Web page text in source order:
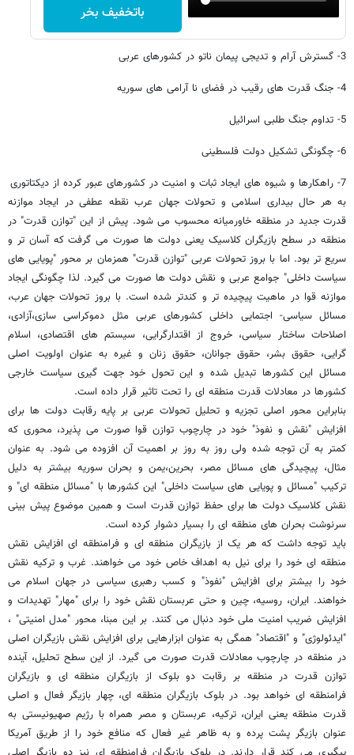
باتخفیف بخر
3- گسترش آرام و تدیجی پیمان ناتو در کشورهای عربی
4- جنگ قدرت های رقیب در فضای نا آرامی های سوریه
5- تداوم جنگ طلبی اسرائیل
6- چگونگی تشکیل دولت فلسطینی
7- راهکارها و شیوه های ایجاد ثبات و امنیت در کشورهای عبور کرده از دیکتاتوری
به هر حال بیداری اسلامی و تحولات جهان عرب نقطه عطفی در ایجاد موازنه
قدرت جدید در منطقه خاورمیانه محسوب می شود. پیش از این "توازن قدرت" در
منطقه در سطح بازیگران کلاسیک یعنی دولت ها صورت می گرفت که آسان تر و
سریع تر بود. اما با بروز تحولات عربی "توازن قدرت" همزمان بر محور "پویایی های
سیاست داخلی" جوامع عربی و نقش دولت ها صورت می گیرد. لذا چگونگی ایجاد
موازنه قوا در ماهیت پیچیده تر و کندتر شده است. با بروز تحولات جهان عرب،
مسائل سیاسی- اجتمایی داخلی کشورهای عربی مثل دموکراسی سازی،آزادی،
اصلاحات ساختار سیاسی، خروج از اقتدارگرایی، سیستم های اقتصادی، اسلام
گرایی، حقوق بشر، حقوق جوانان، حقوق زنان و غیره به عنوان اولویت اصلی
مسائل این کشورها تبدیل شده و این تحول خود جهت گیری سیاست خارجی
کشورها در معادلات قدرت منطقه ای را تحت تاثیر قرار داده است.
بنابراین محور اصلی تجزیه و تحلیل تحولات عربی بر پایه رقابت دولت ها برای
افزایش "نقش و نفوذ" خود در چارچوب توازن قوا صورت می پذیرد، محوری که
کمتر به آن توجه شده ولی روز به روز بر اهمیت آن افزوده می شود. به عنوان
مثال، پیچیدگی های مسائل مصر، بحرین،یمن و بحران سوریه بیشتر به دلیل
ترکیب "مسائل و پویایی های سیاست داخلی" این کشورها با "مسائل منطقه ای" و
نقش کلاسیک دولت ها برای حفظ توازن قدرت است و همین موضوع پیش بینی
سرنوشت بحران های منطقه ای را بسیار دشوار کرده است.
باید توجه داشت که هر یک از بازیگران منطقه ای و فرامنطقه ای افزایش نقش
منطقه ای خود را برای نیل به اهداف خاص خود می خواهند. غرب و ترکیه نقش
خود را بیشتر برای افزایش "نفوذ" و کسب رهبری سیاسی در جهان اسلام می
خواهند. ایران، روسیه، چین و حتی عربستان نقش خود را برای "مهار" تهدیدات و
افزایش ضریب امنیت ملی خود دنبال می کنند. بر این مبنا، محور "مدل امنیتی" ،
"ایدئولوژی" و "اقتصاد" همگی به عنوان ابزارهایی برای افزایش نقش بازیگران اصلی
در منطقه در چارچوب معادلات قدرت صورت می گیرد. از این سطح تحلیل، آینده
توازن قدرت در منطقه بر رقابت دو بلوک از بازیگران منطقه ای و بازیگران
فرامنطقه ای خواهد بود. در بلوک بازیگران منطقه ای، چهار بازیگر فعال و اصلی
قدرت منطقه یعنی ایران، ترکیه، عربستان و مصر همراه با رژیم صهیونیستی به
عنوان بازیگر پشت پرده و به ظاهر غیر فعال که منافع خود را از طریق آمریکا